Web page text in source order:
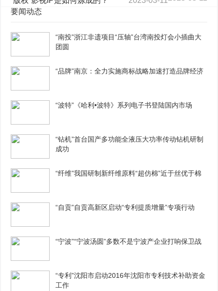
要闻动态
“南投”浙江非遗项目“压轴”台湾南投灯会小插曲大
团圆
“品牌”南京：全力实施商标战略加速打造品牌经济
“波特”《哈利•波特》系列电子书登陆国内市场
“钻机”首台国产多功能全液压大功率传动钻机研制
成功
“纤维”我国研制新纤维原料“超仿棉”近于丝优于棉
“自贡”自贡高新区启动“专利提质增量”专项行动
“宁波”“宁波汤圆”多数不是宁波产企业打响保卫战
“专利”沈阳市启动2016年沈阳市专利技术补助资金
工作